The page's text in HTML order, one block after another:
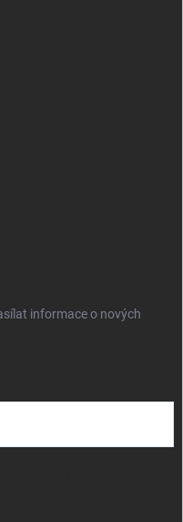
informace o nových